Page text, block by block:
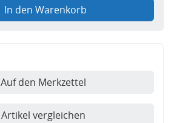
In den Warenkorb
Auf den Merkzettel
Artikel vergleichen